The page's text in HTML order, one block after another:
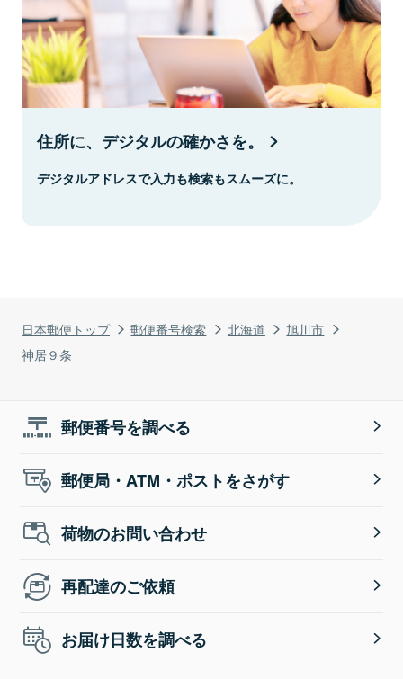
日本郵便トップ 郵便番号検索 北海道
旭川市
神居９条
住所に、デジタルの確かさを。
デジタルアドレスで入力も検索もスムーズに。
郵便番号を調べる
郵便局・ATM・ポストをさがす
荷物のお問い合わせ
再配達のご依頼
お届け日数を調べる